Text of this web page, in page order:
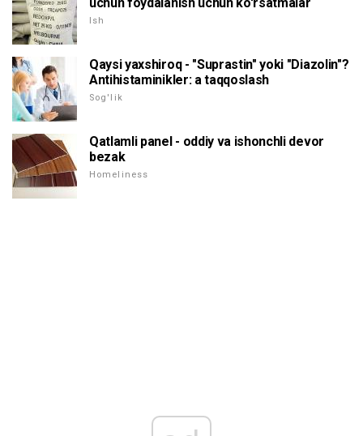
Ish
Qaysi yaxshiroq - "Suprastin" yoki "Diazolin"?
Antihistaminikler: a taqqoslash
Sog'lik
Qatlamli panel - oddiy va ishonchli devor
bezak
Homeliness